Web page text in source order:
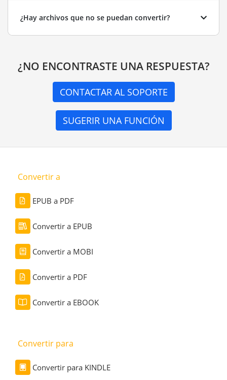
¿Hay archivos que no se puedan convertir?
¿NO ENCONTRASTE UNA RESPUESTA?
CONTACTAR AL SOPORTE
SUGERIR UNA FUNCIÓN
Convertir a
EPUB a PDF
Convertir a EPUB
Convertir a MOBI
Convertir a PDF
Convertir a EBOOK
Convertir para
Convertir para KINDLE